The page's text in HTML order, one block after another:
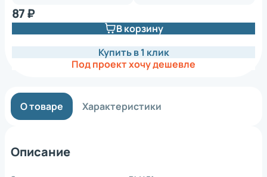
87 ₽
В корзину
Купить в 1 клик
Под проект хочу дешевле
О товаре Характеристики
Описание